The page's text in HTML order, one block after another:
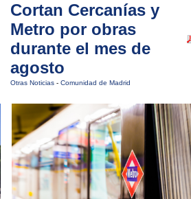
Cortan Cercanías y
Metro por obras
durante el mes de
agosto
Otras Noticias - Comunidad de Madrid